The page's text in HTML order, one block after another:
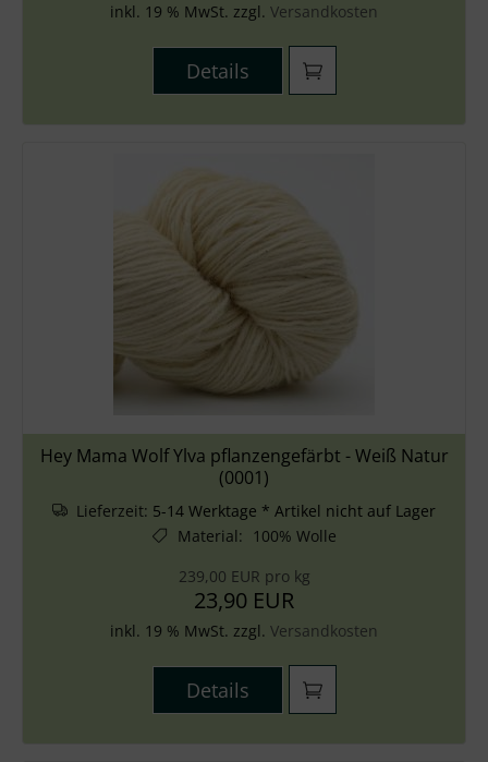
inkl. 19 % MwSt. zzgl. Versandkosten
Details
Hey Mama Wolf Ylva pflanzengefärbt - Weiß Natur
(0001)
Lieferzeit: 5-14 Werktage * Artikel nicht auf Lager
Material: 100% Wolle
239,00 EUR pro kg
23,90 EUR
inkl. 19 % MwSt. zzgl. Versandkosten
Details